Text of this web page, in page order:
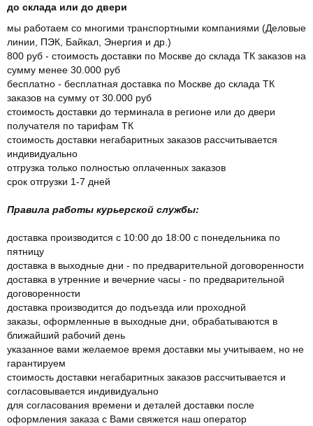
до склада или до двери
мы работаем со многими транспортными компаниями (Деловые
линии, ПЭК, Байкал, Энергия и др.)
800 руб - стоимость доставки по Москве до склада ТК заказов на
сумму менее 30.000 руб
бесплатно - бесплатная доставка по Москве до склада ТК
заказов на сумму от 30.000 руб
стоимость доставки до терминала в регионе или до двери
получателя по тарифам ТК
стоимость доставки негабаритных заказов рассчитывается
индивидуально
отгрузка только полностью оплаченных заказов
срок отгрузки 1-7 дней
Правила работы курьерской службы:
доставка производится с 10:00 до 18:00 с понедельника по
пятницу
доставка в выходные дни - по предварительной договоренности
доставка в утренние и вечерние часы - по предварительной
договоренности
доставка производится до подъезда или проходной
заказы, оформленные в выходные дни, обрабатываются в
ближайший рабочий день
указанное вами желаемое время доставки мы учитываем, но не
гарантируем
стоимость доставки негабаритных заказов рассчитывается и
согласовывается индивидуально
для согласования времени и деталей доставки после
оформления заказа с Вами свяжется наш оператор